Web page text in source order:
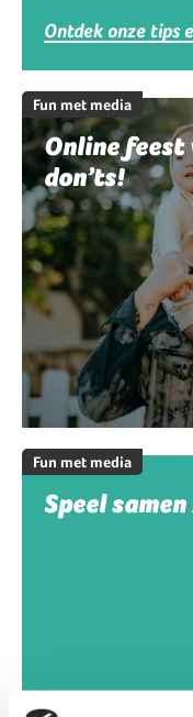
Ontdek onze tips
Fun met media
Online feest
don’ts!
Fun met media
Speel